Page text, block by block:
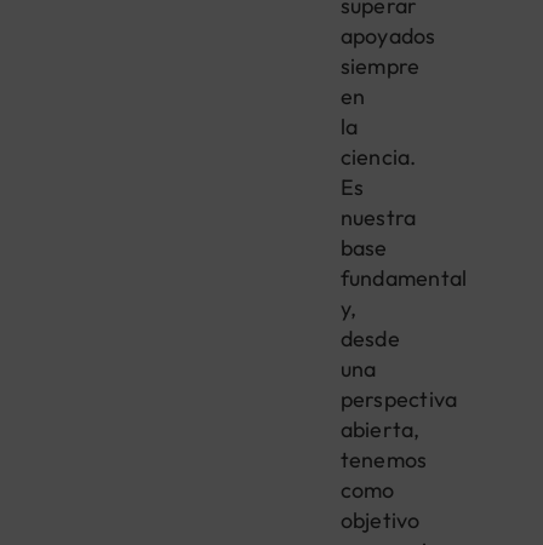
superar
apoyados
siempre
en
la
ciencia.
Es
nuestra
base
fundamental
y,
desde
una
perspectiva
abierta,
tenemos
como
objetivo